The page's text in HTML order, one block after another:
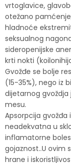
vrtoglavice,
otežano
hladnoće
seksualnog
sideropenijske
krti nokti
Gvožđe se bolje
(15-35%), nego iz
dijetarnog gvoždja
mesu.
Apsorpcija
neadekvatna u
inflamatorne
gojaznost..U ovim
hrane i